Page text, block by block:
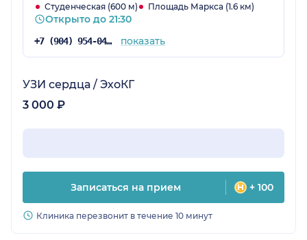
Студенческая (600 м) Площадь Маркса (1.6 км)
Открыто до 21:30
+7 (904) 954-04-87 показать
УЗИ сердца / ЭхоКГ
3 000 ₽
Записаться на прием + 100
Клиника перезвонит в течение 10 минут